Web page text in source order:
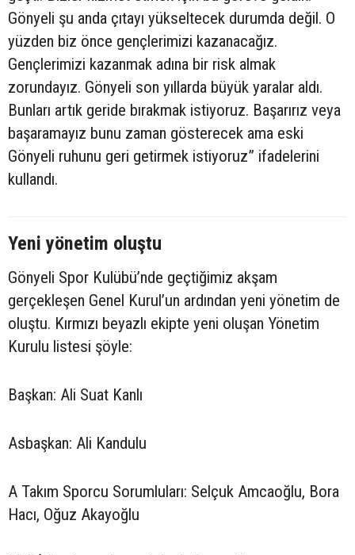
Gönyeli şu anda çıtayı yükseltecek durumda değil. O
yüzden biz önce gençlerimizi kazanacağız.
Gençlerimizi kazanmak adına bir risk almak
zorundayız. Gönyeli son yıllarda büyük yaralar aldı.
Bunları artık geride bırakmak istiyoruz. Başarırız veya
başaramayız bunu zaman gösterecek ama eski
Gönyeli ruhunu geri getirmek istiyoruz” ifadelerini
kullandı.
Yeni yönetim oluştu
Gönyeli Spor Kulübü’nde geçtiğimiz akşam
gerçekleşen Genel Kurul’un ardından yeni yönetim de
oluştu. Kırmızı beyazlı ekipte yeni oluşan Yönetim
Kurulu listesi şöyle:
Başkan: Ali Suat Kanlı
Asbaşkan: Ali Kandulu
A Takım Sporcu Sorumluları: Selçuk Amcaoğlu, Bora
Hacı, Oğuz Akayoğlu